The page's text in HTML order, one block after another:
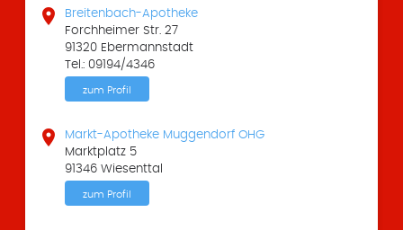

Breitenbach-Apotheke
Forchheimer Str. 27
91320 Ebermannstadt
Tel.: 09194/4346
zum Profil

Markt-Apotheke Muggendorf OHG
Marktplatz 5
91346 Wiesenttal
zum Profil